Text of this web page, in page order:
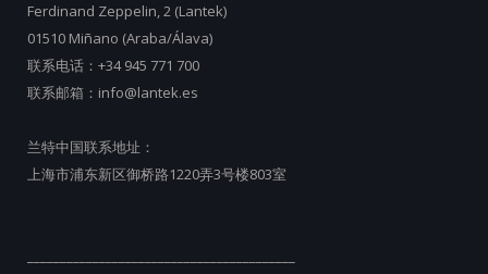
Ferdinand Zeppelin, 2 (Lantek)
01510 Miñano (Araba/Álava)
联系电话： +34 945 771 700
联系邮箱： info@lantek.es
兰特中国联系地址：
上海市浦东新区御桥路1220弄3号楼803室